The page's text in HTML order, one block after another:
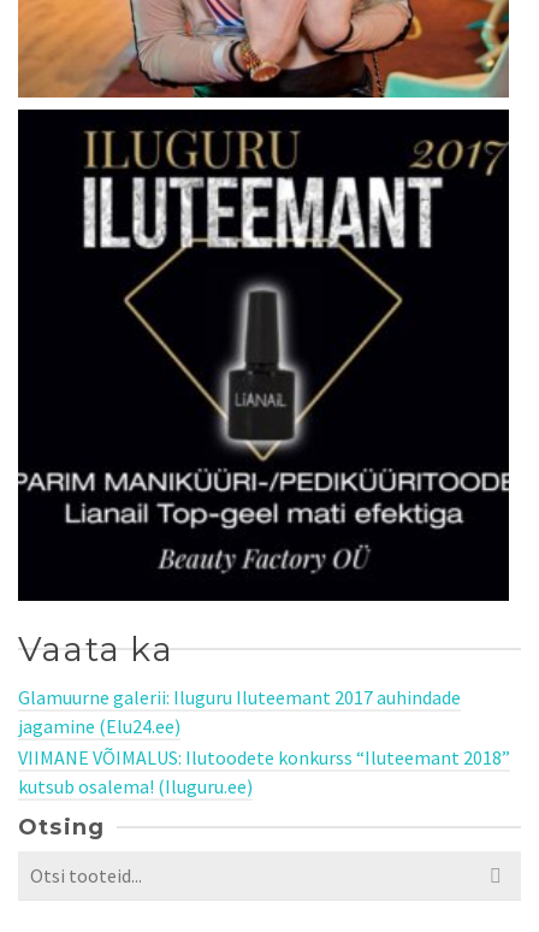
Vaata ka
Glamuurne galerii: Iluguru Iluteemant 2017 auhindade
jagamine (Elu24.ee)
VIIMANE VÕIMALUS: Ilutoodete konkurss “Iluteemant 2018”
kutsub osalema! (Iluguru.ee)
Otsing
Search